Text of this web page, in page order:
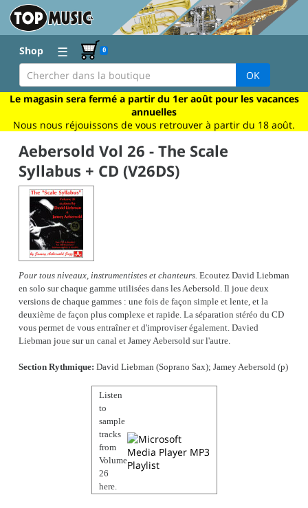
Shop ☰ 0
OK
Le magasin sera fermé a partir du 1er août pour les vacances
annuelles
Nous nous réjouissons de vous retrouver à partir du 18 août.
Aebersold Vol 26 - The Scale
Syllabus + CD (V26DS)
Pour tous niveaux, instrumentistes et chanteurs. Ecoutez David Liebman
en solo sur chaque gamme utilisées dans les Aebersold. Il joue deux
versions de chaque gammes : une fois de façon simple et lente, et la
deuxième de façon plus complexe et rapide. La séparation stéréo du CD
vous permet de vous entraîner et d'improviser également. Davied
Liebman joue sur un canal et Jamey Aebersold sur l'autre.
Section Rythmique: David Liebman (Soprano Sax); Jamey Aebersold (p)
Listen
to
sample
tracks
from
Volume
26
here.